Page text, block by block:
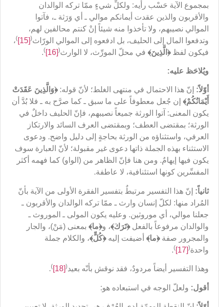
بمجموع الآية حَسْب رأيه: ولكلِّ شيءٍ ممّا تركه الوالدان
والأقربون والذين عقدت أيمانكم موالي ـ أي وَرَثة ـ، فآتوا
الموالي نصيبهم، ولا تأخذوا منه شيئاً إنْ كنتم محالفين لهم،
وتدفعوا المال إلى الحليف، بل ادفعوه إلى الموالي الورّاث(
[15]
)،
فيكون لفظ﴿ الَّذِينَ﴾ في محلّ المورِّث، لا الوارث(
[16]
)
.
ويُلاحَظ عليه:
أوّلاً: إنّ هذا الاحتمال في منتهى الغلط؛ لأنّ قوله:﴿وَالَّذِينَ عَقَدَتْ
أَيْمَانُكُمْ﴾ إن جُعل معطوفاً على ما سبق ـ كما صرَّح به ـ فلا بُدَّ أن
يكون المعنى: آتوا الورثة جميعاً نصيبهم، فإنّ الحليف داخلٌ في
الورثة؛ بمقتضى العطف؛ وبمقتضى العرف السائد والارتكاز
العرفي، واستثناؤه من الورثة بحاجةٍ إلى دليل واضح. ودعوى
الاستثناء بهذه الجملة ذاتها دعوى غير مقبولة؛ لأنّ العبارة سوف
يكون فيها إيهامٌ. ومن هنا فإنّ الظاهر من (الواو) كما فهمه أكثر
المفسِّرين كونها استئنافية، لا عاطفة.
ثانياً: إنّ هذا التفسير مرتبطٌ بتفسير الفقرة الأولى من الآية بأنّ
المُراد منها: لكلّ إنسان وارث ـ ممّا تركه الوالدان والأقربون ـ
جعلنا موالي، أي موروثين. وعليه يكون المولى ـ الموروث ـ
والوالدان مرفوعاً بالفعل﴿تَرَك﴾، و﴿ما﴾ بمعنى (مَنْ)، والجار
والمجرور صفة﴿ما﴾ أضيفت إليه﴿كُلٍّ﴾، والكلام جملة
واحدة(
[17]
)
.
وهذا التفسير أيضاً مردودٌ، فقد نوقش بأنّه بعيد(
[18]
)
.
أقول: ولعلّ الوجه في استبعاده هو: